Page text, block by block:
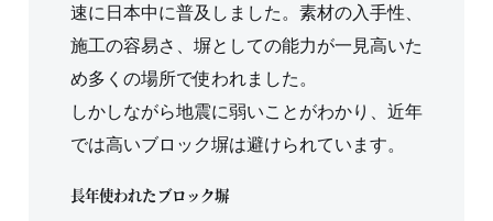
速に日本中に普及しました。素材の入手性、
施工の容易さ、塀としての能力が一見高いた
め多くの場所で使われました。
しかしながら地震に弱いことがわかり、近年
では高いブロック塀は避けられています。
長年使われたブロック塀